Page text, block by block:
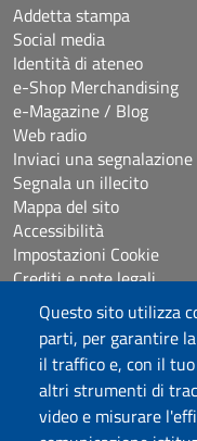
Questo sito utilizza
parti, per garantire
il traffico e, con il
altri strumenti di
video e misurare
Addetta stampa
Social media
Identità di ateneo
e-Shop Merchandising
e-Magazine / Blog
Web radio
Inviaci una segnalazione
Segnala un illecito
Mappa del sito
Accessibilità
Impostazioni Cookie
Crediti e note legali
Seguici su
Chatta con noi